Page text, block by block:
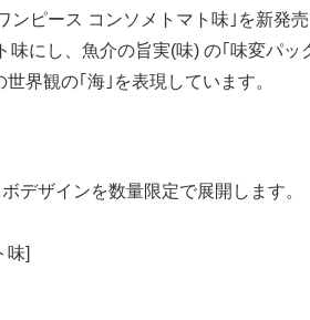
ピース コンソメトマト味｣を新発
にし、魚介の旨実(味) の｢味変パッ
界観の｢海｣を表現しています。
デザインを数量限定で展開します。
味]